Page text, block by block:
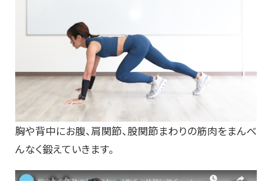
胸や背中にお腹、肩関節、股関節まわりの筋肉をまんべ
んなく鍛えていきます。